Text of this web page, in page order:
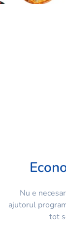
Nu e
ajutorul
tot